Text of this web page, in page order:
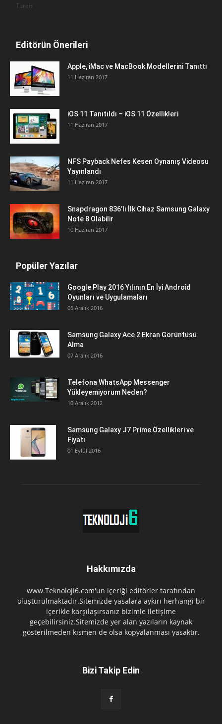
Turan
Editörün Önerileri
Apple, iMac ve MacBook Modellerini Tanıttı
11 Haziran 2017
iOS 11 Tanıtıldı – iOS 11 Özellikleri
11 Haziran 2017
NFS Payback Nefes Kesen Oynanış Videosu
Yayınlandı
11 Haziran 2017
Snapdragon 836’lı İlk Cihaz Samsung Galaxy
Note 8 Olabilir
10 Haziran 2017
Popüler Yazılar
Google Play 2016 Yılının En İyi Android
Oyunları ve Uygulamaları
05 Aralık 2016
Samsung Galaxy Ace 2 Ekran Görüntüsü
Alma
07 Aralık 2016
Telefona WhatsApp Messenger
Yükleyemiyorum Neden?
10 Aralık 2012
Samsung Galaxy J7 Prime Özellikleri ve
Fiyatı
01 Eylül 2016
Hakkımızda
www.Teknoloji6.com'un içeriği editörler tarafından
oluşturulmaktadır.Sitemizde yasalara aykırı herhangi bir
içerikle karşılaşırsanız bizimle iletişime
geçebilirsiniz.Sitemizde yer alan yazıların kaynak
gösterilmeden kısmen de olsa kopyalanması yasaktır.
Bizi Takip Edin